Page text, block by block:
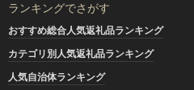
ランキングでさがす
おすすめ総合人気返礼品ランキング
カテゴリ別人気返礼品ランキング
人気自治体ランキング